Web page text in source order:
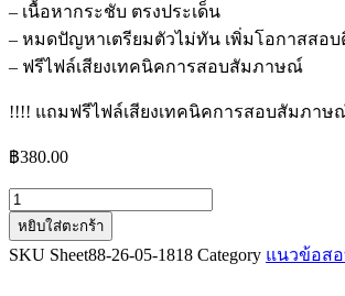
– เนื้อหากระชับ ตรงประเด็น
– หมดปัญหาเตรียมตัวไม่ทัน เพิ่มโอกาสสอบ
– ฟรีไฟล์เสียงเทคนิคการสอบสัมภาษณ์
!!!! แถมฟรีไฟล์เสียงเทคนิคการสอบสัมภาษ
฿380.00
จำนวน
แนว
ข้อสอบ
หยิบใส่ตะกร้า
SKU Sheet88-26-05-1818 Category แนวข้อส